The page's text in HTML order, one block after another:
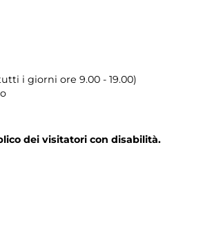
i giorni ore 9.00 - 19.00)
dei visitatori con disabilità.